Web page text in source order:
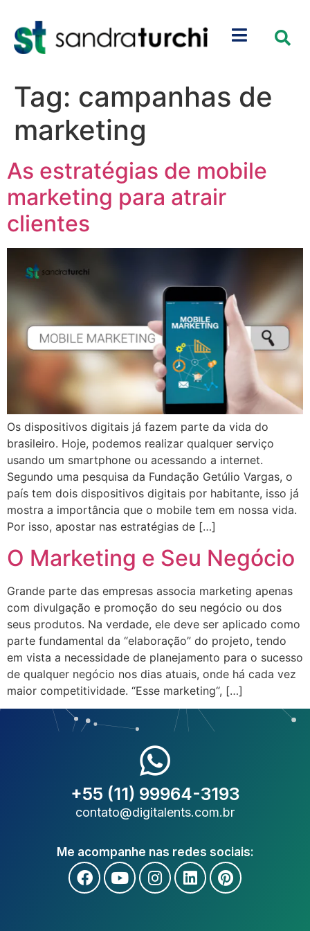
Tag: campanhas de
marketing
As estratégias de mobile
marketing para atrair
clientes
Os dispositivos digitais já fazem parte da vida do
brasileiro. Hoje, podemos realizar qualquer serviço
usando um smartphone ou acessando a internet.
Segundo uma pesquisa da Fundação Getúlio Vargas, o
país tem dois dispositivos digitais por habitante, isso já
mostra a importância que o mobile tem em nossa vida.
Por isso, apostar nas estratégias de […]
O Marketing e Seu Negócio
Grande parte das empresas associa marketing apenas
com divulgação e promoção do seu negócio ou dos
seus produtos. Na verdade, ele deve ser aplicado como
parte fundamental da “elaboração” do projeto, tendo
em vista a necessidade de planejamento para o sucesso
de qualquer negócio nos dias atuais, onde há cada vez
maior competitividade. “Esse marketing“, […]
+55 (11) 99964-3193
contato@digitalents.com.br
Me acompanhe nas redes sociais: